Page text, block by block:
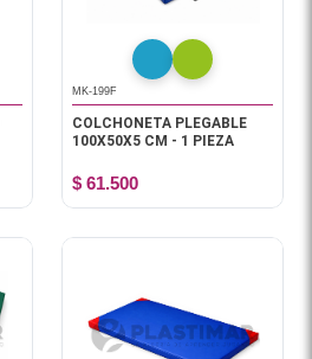
MK-199F
COLCHONETA PLEGABLE
100X50X5 CM - 1 PIEZA
$ 61.500